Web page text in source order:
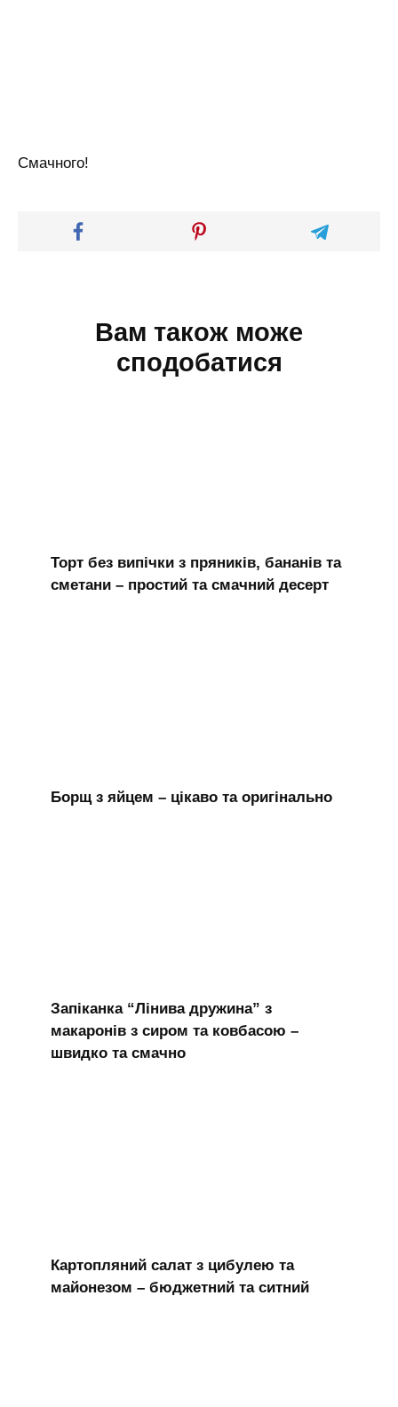
Смачного!
Вам також може
сподобатися
Торт без випічки з пряників, бананів та
сметани – простий та смачний десерт
Борщ з яйцем – цікаво та оригінально
Запіканка “Лінива дружина” з
макаронів з сиром та ковбасою –
швидко та смачно
Картопляний салат з цибулею та
майонезом – бюджетний та ситний